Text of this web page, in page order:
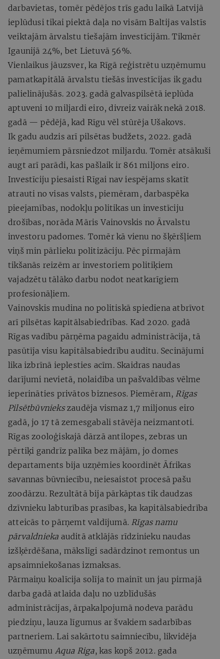
darbavietas, tomēr pēdējos trīs gadu laikā Latvijā
ieplūdusi tikai piektā daļa no visām Baltijas valstīs
veiktajām ārvalstu tiešajām investīcijām. Tikmēr
Igaunijā 24%, bet Lietuvā 56%.
Vienlaikus jāuzsver, ka Rīgā reģistrētu uzņēmumu
pamatkapitālā ārvalstu tiešās investīcijas ik gadu
palielinājušās. 2023. gadā galvaspilsētā ieplūda
aptuveni 10 miljardi eiro, divreiz vairāk nekā 2018.
gadā — pēdējā, kad Rīgu vēl stūrēja Ušakovs.
Ik gadu audzis arī pilsētas budžets, 2022. gadā
ieņēmumiem pārsniedzot miljardu. Tomēr atsākuši
augt arī parādi, kas pašlaik ir 861 miljons eiro.
Investīciju piesaisti Rīgai nav iespējams skatīt
atrauti no visas valsts, piemēram, darbaspēka
pieejamības, nodokļu politikas un investīciju
drošības, norāda Māris Vainovskis no Ārvalstu
investoru padomes. Tomēr kā vienu no šķēršļiem
viņš min pārlieku politizāciju. Pēc pirmajām
tikšanās reizēm ar investoriem politiķiem
vajadzētu tālāko darbu nodot neatkarīgiem
profesionāļiem.
Vainovskis mudina no politiskā spiediena atbrīvot
arī pilsētas kapitālsabiedrības. Kad 2020. gadā
Rīgas vadību pārņēma pagaidu administrācija, tā
pasūtīja visu kapitālsabiedrību auditu. Secinājumi
lika izbrīnā ieplesties acīm. Skaidras naudas
darījumi nevietā, nolaidība un pašvaldības vēlme
ieperināties privātos biznesos. Piemēram, Rīgas
Pilsētbūvnieks zaudēja vismaz 1,7 miljonus eiro
gadā, jo 17 tā zemesgabali stāvēja neizmantoti.
Rīgas zooloģiskajā dārzā antilopes, zebras un
pērtiķi gandrīz palika bez mājām, jo domes
departaments bija uzņēmies koordinēt Āfrikas
savannas būvniecību, neiesaistot procesā pašu
zoodārzu. Rezultātā bija pārkāptas tik daudzas
dzīvnieku labturības prasības, ka kapitālsabiedrība
atteicās to pārņemt valdījumā. Rīgas namu
pārvaldnieka auditā atklājās rīdzinieku naudas
izšķērdēšana, mākslīgi sadārdzinot remontus un
apsaimniekošanas izmaksas.
Pārmaiņu koalīcija solīja to mainīt un jau pirmajā
darba gadā atlaida daļu no uzblīdušās
administrācijas, ārpakalpojumā nodeva parādu
piedziņu, lauza līgumus ar švakiem sadarbības
partneriem. Lai sakārtotu saimniecību, likvidēja
uzņēmumu Aqua Riga, kas kopš 2012. gada